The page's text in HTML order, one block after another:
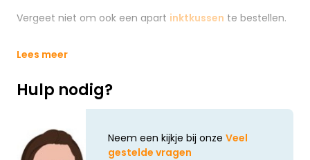
Vergeet niet om ook een apart inktkussen te bestellen.
Lees meer
Hulp nodig?
Neem een kijkje bij onze Veel
gestelde vragen